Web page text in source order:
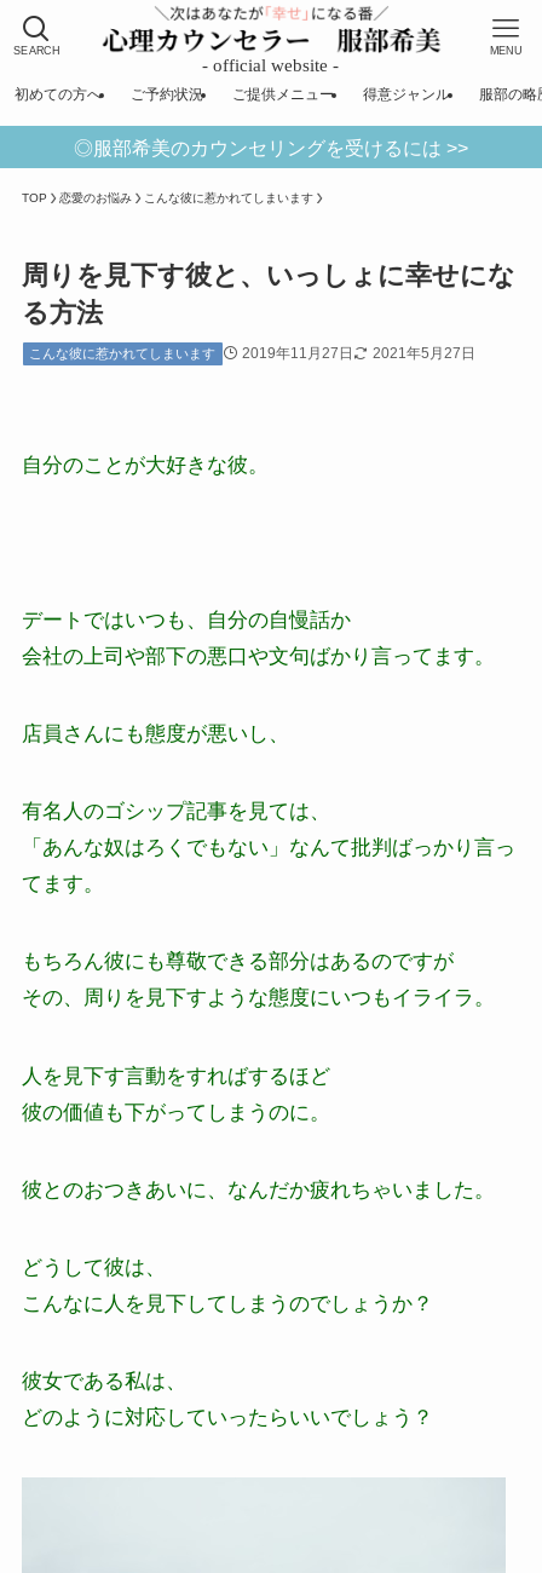
SEARCH MENU
初めての方へ ご予約状況 ご提供メニュー 得意ジャンル 服部の略
◎服部希美のカウンセリングを受けるには >>
TOP 恋愛のお悩み こんな彼に惹かれてしまいます
周りを見下す彼と、いっしょに幸せにな
る方法
こんな彼に惹かれてしまいます 2019年11月27日 2021年5月27日
自分のことが大好きな彼。
デートではいつも、自分の自慢話か
会社の上司や部下の悪口や文句ばかり言ってます。
店員さんにも態度が悪いし、
有名人のゴシップ記事を見ては、
「あんな奴はろくでもない」なんて批判ばっかり言っ
てます。
もちろん彼にも尊敬できる部分はあるのですが
その、周りを見下すような態度にいつもイライラ。
人を見下す言動をすればするほど
彼の価値も下がってしまうのに。
彼とのおつきあいに、なんだか疲れちゃいました。
どうして彼は、
こんなに人を見下してしまうのでしょうか？
彼女である私は、
どのように対応していったらいいでしょう？